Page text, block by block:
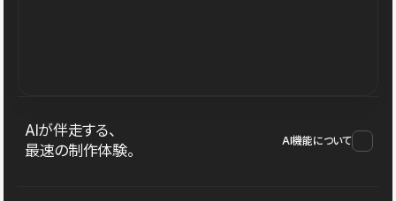
AIが伴走する、
最速の制作体験。
AI機能について